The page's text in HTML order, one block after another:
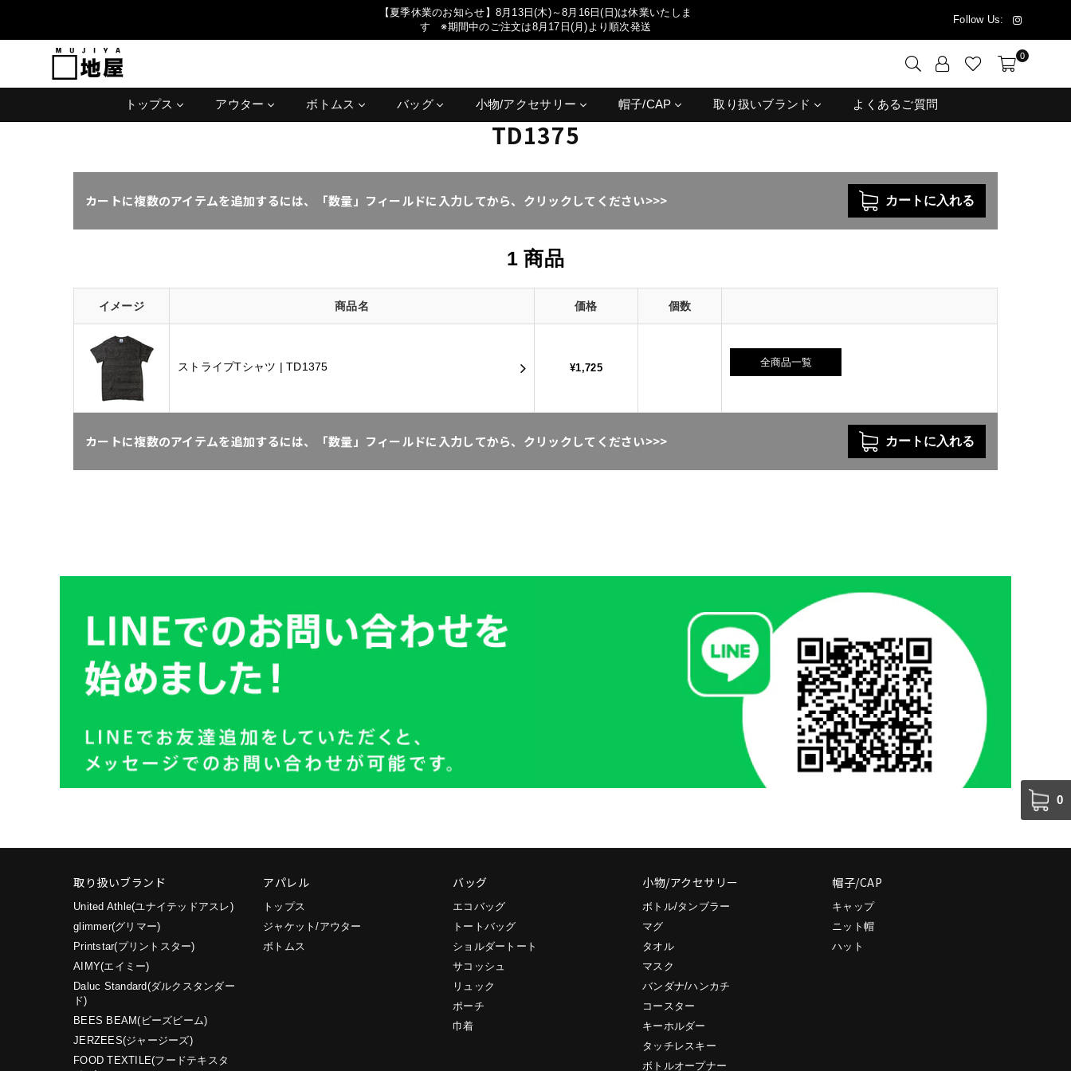
【夏季休業のお知らせ】8月13日(木)～8月16日(日)は休業いたしま
す ※期間中のご注文は8月17日(月)より順次発送
Follow Us: Instagram
MUJIYA
0
トップス アウター ボトムス バッグ 小物/アクセサリー 帽子/CAP 取り扱いブランド よくあるご質問
TD1375
カートに複数のアイテムを追加するには、「数量」フィールドに入力してから、クリックしてください>>> カートに入れる
1 商品
イメージ 商品名 価格 個数
ストライプTシャツ | TD1375 ¥1,725
カートに複数のアイテムを追加するには、「数量」フィールドに入力してから、クリックしてください>>> カートに入れる
0
取り扱いブランド
United Athle(ユナイテッドアスレ)
glimmer(グリマー)
Printstar(プリントスター)
AIMY(エイミー)
Daluc Standard(ダルクスタンダー
ド)
BEES BEAM(ビーズビーム)
JERZEES(ジャージーズ)
FOOD TEXTILE(フードテキスタ
アパレル
トップス
ジャケット/アウター
ボトムス
バッグ
エコバッグ
トートバッグ
ショルダートート
サコッシュ
リュック
ポーチ
巾着
小物/アクセサリー
ボトル/タンブラー
マグ
タオル
マスク
バンダナ/ハンカチ
コースター
キーホルダー
タッチレスキー
ボトルオープナー
帽子/CAP
キャップ
ニット帽
ハット